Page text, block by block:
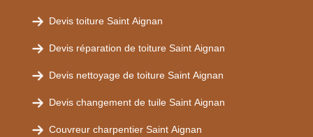
Devis toiture Saint Aignan
Devis réparation de toiture Saint Aignan
Devis nettoyage de toiture Saint Aignan
Devis changement de tuile Saint Aignan
Couvreur charpentier Saint Aignan